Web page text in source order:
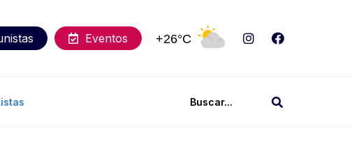
Eventos +26°C